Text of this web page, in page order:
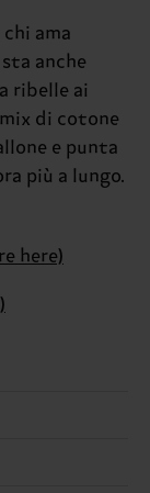
ama
anche
ribelle ai
di cotone
e punta
più a lungo.
here)
1%